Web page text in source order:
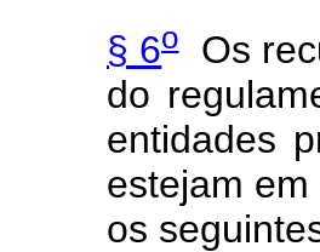
§ 6oOs
do
entidades
estejam
os